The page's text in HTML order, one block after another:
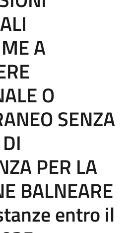
A
O
SENZA
PER LA
BALNEARE
entro il